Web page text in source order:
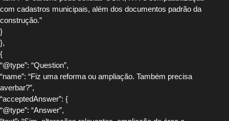
com cadastros municipais, além dos documentos padrão da
construção.”
}
},
{
“@type”: “Question”,
“name”: “Fiz uma reforma ou ampliação. Também precisa
averbar?”,
“acceptedAnswer”: {
“@type”: “Answer”,